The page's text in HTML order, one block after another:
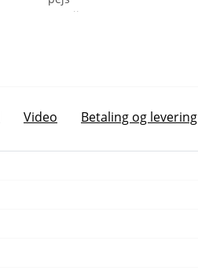
Video Betaling og levering